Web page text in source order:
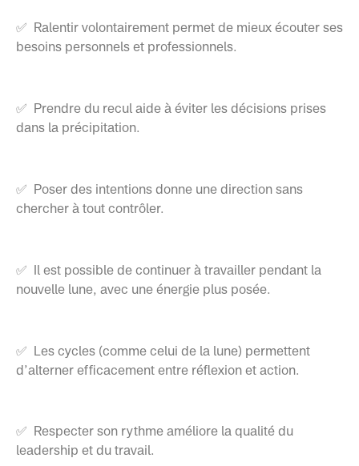
✅ Ralentir volontairement permet de mieux écouter ses
besoins personnels et professionnels.
✅ Prendre du recul aide à éviter les décisions prises
dans la précipitation.
✅ Poser des intentions donne une direction sans
chercher à tout contrôler.
✅ Il est possible de continuer à travailler pendant la
nouvelle lune, avec une énergie plus posée.
✅ Les cycles (comme celui de la lune) permettent
d’alterner efficacement entre réflexion et action.
✅ Respecter son rythme améliore la qualité du
leadership et du travail.